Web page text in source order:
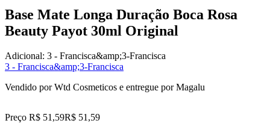
Base Mate Longa Duração Boca Rosa
Beauty Payot 30ml Original
Adicional: 3 - Francisca&amp;3-Francisca
3 - Francisca&amp;3-Francisca
Vendido porWtd Cosmeticos e entregue por Magalu
Preço R$ 51,59R$ 51,59